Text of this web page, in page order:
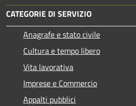
CATEGORIE DI SERVIZIO
Anagrafe e stato civile
Cultura e tempo libero
Vita lavorativa
Imprese e Commercio
Appalti pubblici